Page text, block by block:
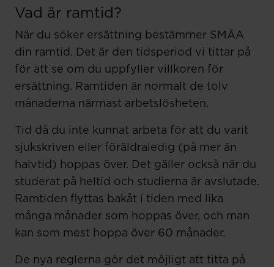
Vad är ramtid?
När du söker ersättning bestämmer SMÅA
din ramtid. Det är den tidsperiod vi tittar på
för att se om du uppfyller villkoren för
ersättning. Ramtiden är normalt de tolv
månaderna närmast arbetslösheten.
Tid då du inte kunnat arbeta för att du varit
sjukskriven eller föräldraledig (på mer än
halvtid) hoppas över. Det gäller också när du
studerat på heltid och studierna är avslutade.
Ramtiden flyttas bakåt i tiden med lika
många månader som hoppas över, och man
kan som mest hoppa över 60 månader.
De nya reglerna gör det möjligt att titta på